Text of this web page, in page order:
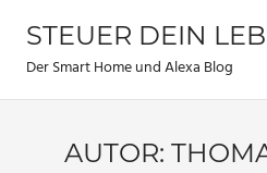
Inhalt
springen
STEUER DEIN
Der Smart Home und Alexa Blog
AUTOR: